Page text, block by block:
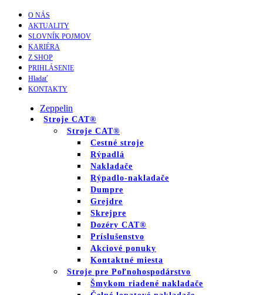
O NÁS
AKTUALITY
SLOVNÍK POJMOV
KARIÉRA
Z SHOP
PRIHLÁSENIE
Hladať
KONTAKTY
Zeppelin
Stroje CAT®
Stroje CAT®
Cestné stroje
Rýpadlá
Nakladače
Rýpadlo-nakladače
Dumpre
Grejdre
Skrejpre
Dozéry CAT®
Príslušenstvo
Akciové ponuky
Kontaktné miesta
Stroje pre Poľnohospodárstvo
Šmykom riadené nakladače